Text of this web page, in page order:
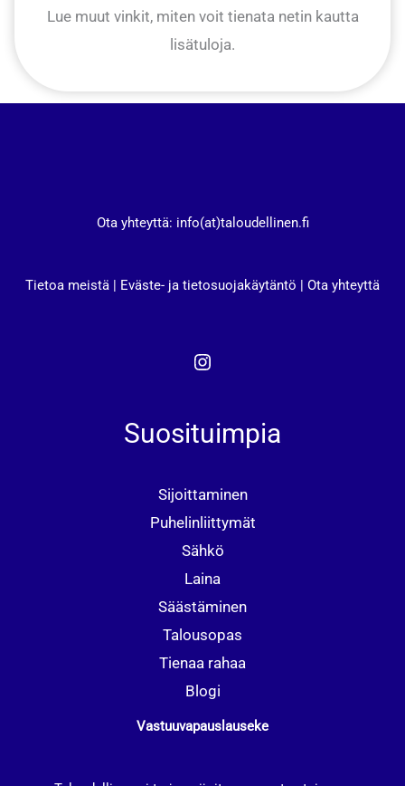
Lue muut vinkit, miten voit tienata netin kautta
lisätuloja.
Ota yhteyttä: info(at)taloudellinen.fi
Tietoa meistä | Eväste- ja tietosuojakäytäntö | Ota yhteyttä
Instagram
Suosituimpia
Sijoittaminen
Puhelinliittymät
Sähkö
Laina
Säästäminen
Talousopas
Tienaa rahaa
Blogi
Vastuuvapauslauseke